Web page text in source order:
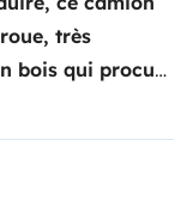
très
bois qui procure
-
USB